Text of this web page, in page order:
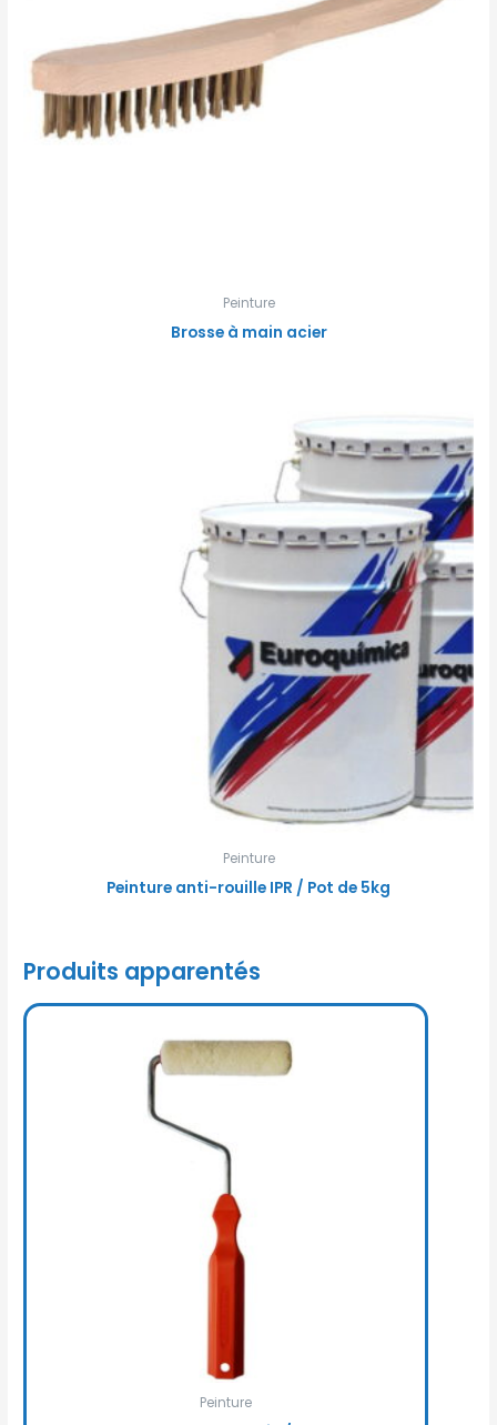
Peinture
Brosse à main acier
Peinture
Peinture anti-rouille IPR / Pot de 5kg
Produits apparentés
Peinture